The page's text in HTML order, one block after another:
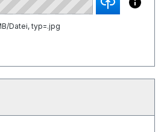
Datei, typ=.jpg